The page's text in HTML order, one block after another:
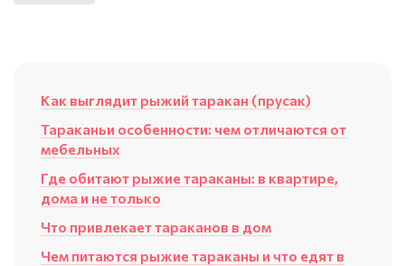
Как выглядит рыжий таракан (прусак)
Тараканьи особенности: чем отличаются от
мебельных
Где обитают рыжие тараканы: в квартире,
дома и не только
Что привлекает тараканов в дом
Чем питаются рыжие тараканы и что едят в